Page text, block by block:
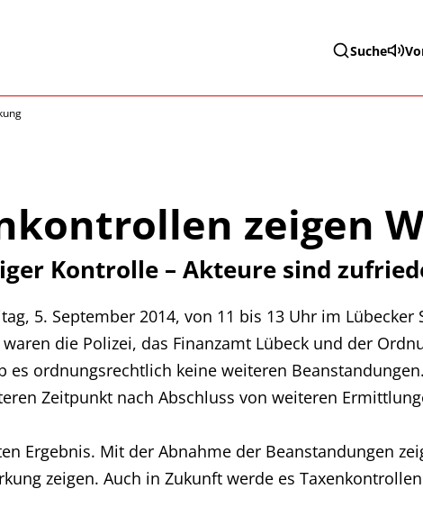
Suche
zeigen
Kontrolle – Akteure sind
5. September 2014, von 11 bis 13 Uhr im Lübecker
die Polizei, das Finanzamt Lübeck und der
es ordnungsrechtlich keine weiteren
Zeitpunkt nach Abschluss von weiteren
Ergebnis. Mit der Abnahme der Beanstandungen
zeigen. Auch in Zukunft werde es